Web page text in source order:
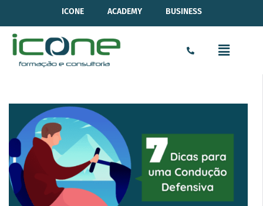
ICONE ACADEMY BUSINESS